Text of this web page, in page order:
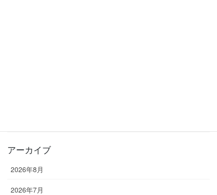
アーカイブ
2026年8月
2026年7月